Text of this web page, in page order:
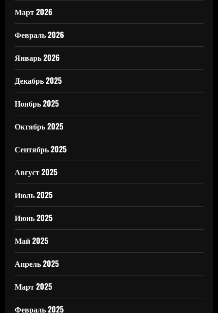
Март 2026
Февраль 2026
Январь 2026
Декабрь 2025
Ноябрь 2025
Октябрь 2025
Сентябрь 2025
Август 2025
Июль 2025
Июнь 2025
Май 2025
Апрель 2025
Март 2025
Февраль 2025